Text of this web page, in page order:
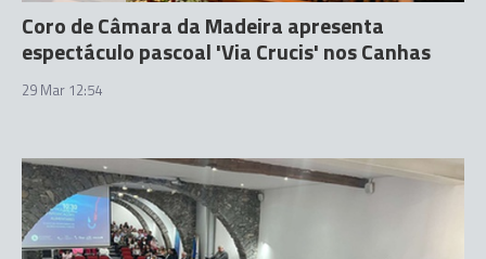
Coro de Câmara da Madeira apresenta
espectáculo pascoal 'Via Crucis' nos Canhas
29 Mar 12:54